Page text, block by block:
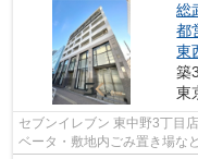
総
都
東
築
東
セブンイレブン 東中野3丁目
ベータ・敷地内ごみ置き場な